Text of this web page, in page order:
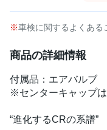
車検に関するよくある
商品の詳細情報
付属品：エアバルブ
※センターキャップは
“進化するCRの系譜”